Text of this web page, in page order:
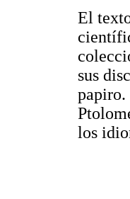
El
sus
papiro.
los